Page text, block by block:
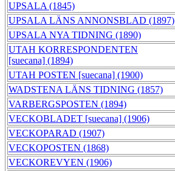
UPSALA (1845)
UPSALA LÄNS ANNONSBLAD (1897)
UPSALA NYA TIDNING (1890)
UTAH KORRESPONDENTEN
[suecana] (1894)
UTAH POSTEN [suecana] (1900)
WADSTENA LÄNS TIDNING (1857)
VARBERGSPOSTEN (1894)
VECKOBLADET [suecana] (1906)
VECKOPARAD (1907)
VECKOPOSTEN (1868)
VECKOREVYEN (1906)